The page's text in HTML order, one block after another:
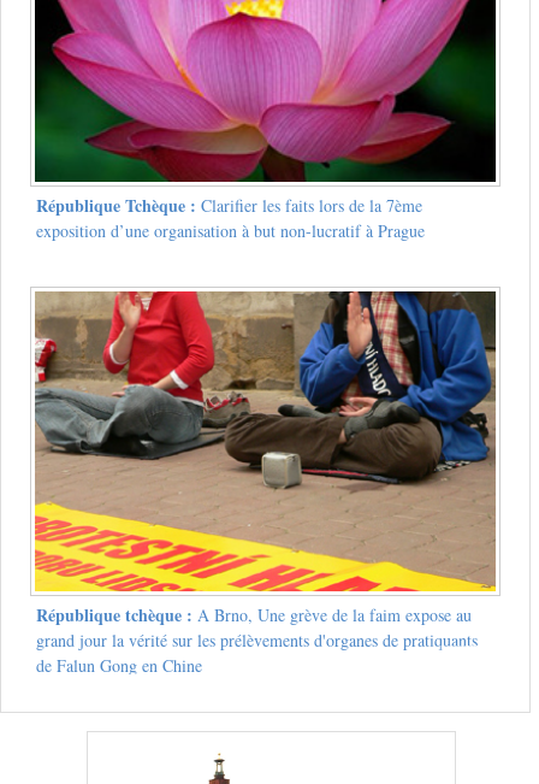
République Tchèque : Clarifier les faits lors de la 7ème
exposition d’une organisation à but non-lucratif à Prague
République tchèque : A Brno, Une grève de la faim expose au
grand jour la vérité sur les prélèvements d'organes de pratiquants
de Falun Gong en Chine